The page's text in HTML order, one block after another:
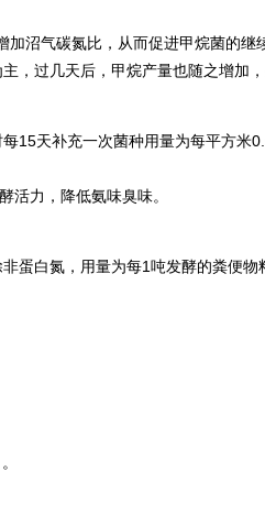
沼气碳氮比，从而促进甲烷菌的继
过几天后，甲烷产量也随之增加，
15天补充一次菌种用量为每平方米
力，降低氨味臭味。
白氮，用量为每1吨发酵的粪便物